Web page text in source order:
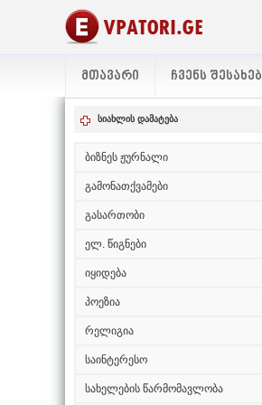
ᲛᲗᲐᲕᲐᲠᲘ ᲩᲕᲔᲜᲡ ᲨᲔᲡᲐᲮᲔᲑ
სიახლის დამატება
ბიზნეს ჟურნალი
გამონათქვამები
გასართობი
ელ. წიგნები
იყიდება
პოეზია
რელიგია
საინტერესო
სახელების წარმომავლობა